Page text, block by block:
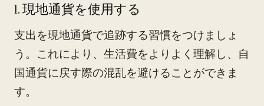
1. 現地通貨を使用する
支出を現地通貨で追跡する習慣をつけましょ
う。これにより、生活費をよりよく理解し、自
国通貨に戻す際の混乱を避けることができま
す。